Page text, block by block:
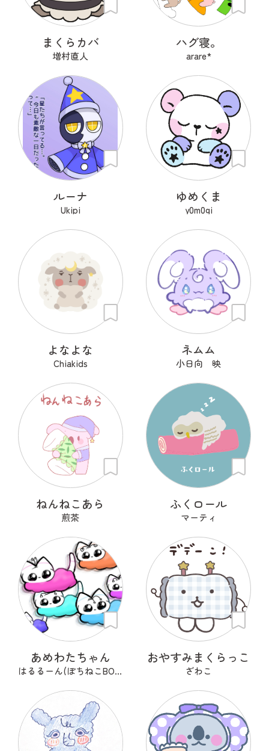
まくらカバ
増村直人
ハグ寝。
arare*
ルーナ
Ukipi
ゆめくま
y0m0gi
よなよな
Chiakids
ネムム
小日向 映
ねんねこあら
煎茶
ふくロール
マーティ
あめわたちゃん
はるるーん(ぽちねこBOOKS)
おやすみまくらっこ
ざわこ